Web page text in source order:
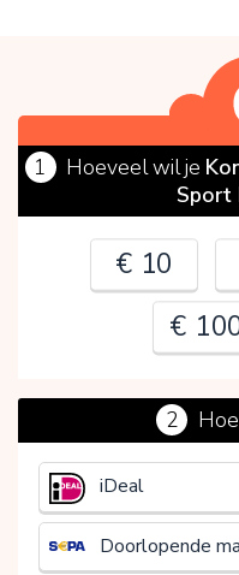
1 Hoeveel wil je
Sport
€ 10
€
€
2
iDeal
Doorlopende